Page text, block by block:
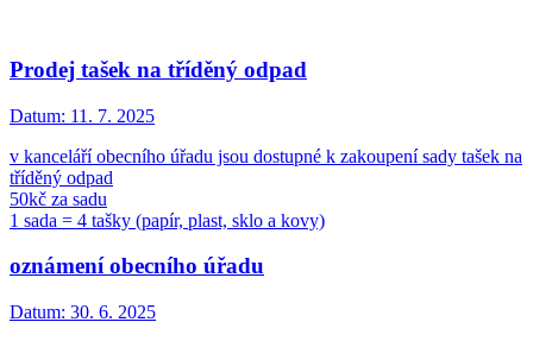
Prodej tašek na tříděný odpad
Datum: 11. 7. 2025
v kanceláří obecního úřadu jsou dostupné k zakoupení sady tašek na
tříděný odpad
50kč za sadu
1 sada = 4 tašky (papír, plast, sklo a kovy)
oznámení obecního úřadu
Datum: 30. 6. 2025